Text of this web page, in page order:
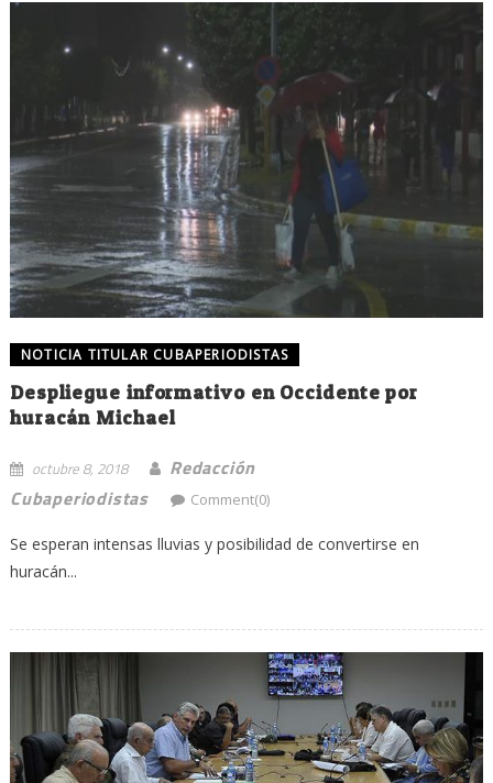
NOTICIA TITULAR CUBAPERIODISTAS
Despliegue informativo en Occidente por
huracán Michael
octubre 8, 2018
Redacción
Cubaperiodistas
Comment(0)
Se esperan intensas lluvias y posibilidad de convertirse en
huracán...